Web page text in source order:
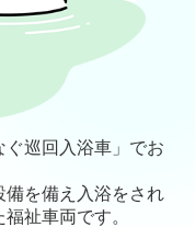
巡回入浴車」でお
備を備え入浴をされ
祉車両です。